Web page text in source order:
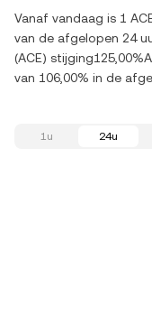
Vanaf vandaag is 1
van de afgelopen 24
(ACE)
van 106,00% in de
1u 24u